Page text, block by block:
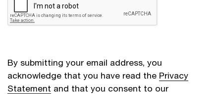
By submitting your email address, you
acknowledge that you have read the Privacy
Statement and that you consent to our